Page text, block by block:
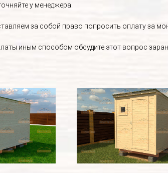
у менеджера.
за собой право попросить оплату за
иным способом обсудите этот вопрос